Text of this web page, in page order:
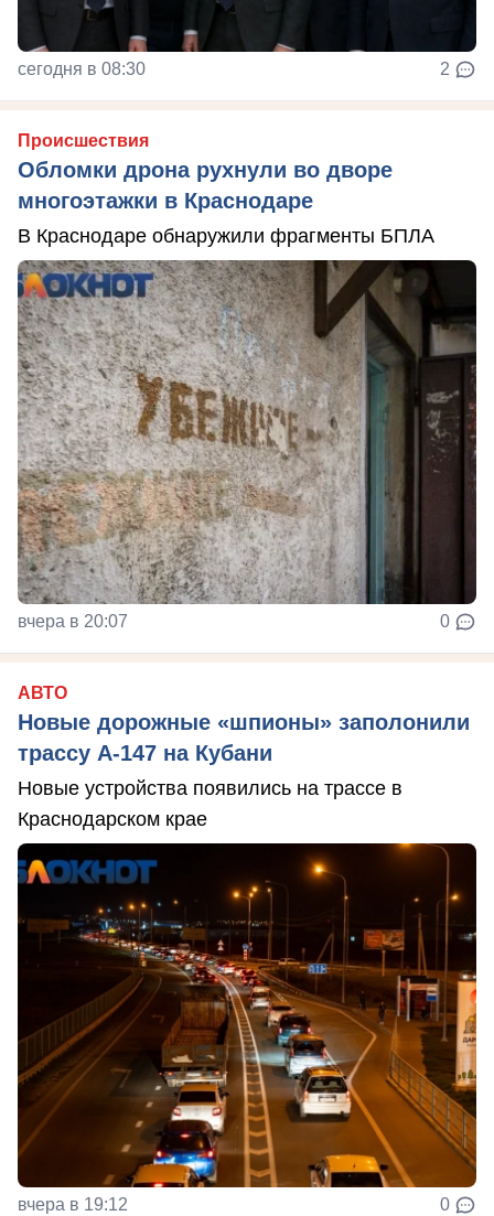
сегодня в 08:30 2
Происшествия
Обломки дрона рухнули во дворе
многоэтажки в Краснодаре
В Краснодаре обнаружили фрагменты БПЛА
вчера в 20:07 0
АВТО
Новые дорожные «шпионы» заполонили
трассу А-147 на Кубани
Новые устройства появились на трассе в
Краснодарском крае
вчера в 19:12 0